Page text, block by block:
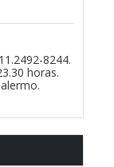
8244.
horas.